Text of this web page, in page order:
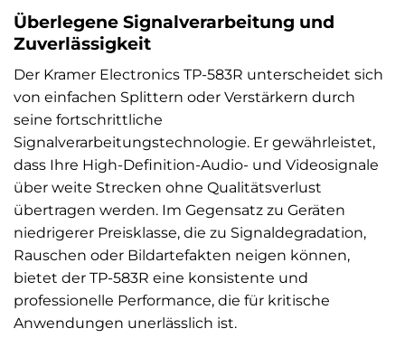
Überlegene Signalverarbeitung und
Zuverlässigkeit
Der Kramer Electronics TP-583R unterscheidet sich
von einfachen Splittern oder Verstärkern durch
seine fortschrittliche
Signalverarbeitungstechnologie. Er gewährleistet,
dass Ihre High-Definition-Audio- und Videosignale
über weite Strecken ohne Qualitätsverlust
übertragen werden. Im Gegensatz zu Geräten
niedrigerer Preisklasse, die zu Signaldegradation,
Rauschen oder Bildartefakten neigen können,
bietet der TP-583R eine konsistente und
professionelle Performance, die für kritische
Anwendungen unerlässlich ist.